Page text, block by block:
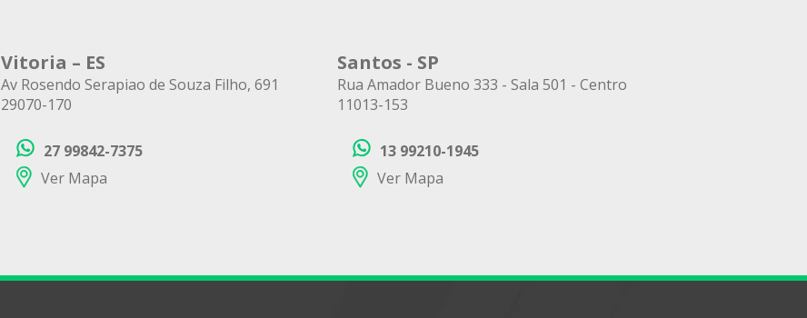
Vitoria – ES
Av Rosendo Serapiao de Souza Filho, 691
29070-170
27 99842-7375
Ver Mapa
Santos - SP
Rua Amador Bueno 333 - Sala 501 - Centro
11013-153
13 99210-1945
Ver Mapa